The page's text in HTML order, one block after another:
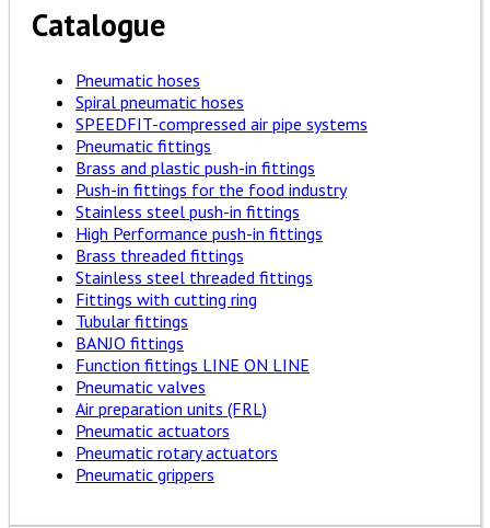
Catalogue
Pneumatic hoses
Spiral pneumatic hoses
SPEEDFIT-compressed air pipe systems
Pneumatic fittings
Brass and plastic push-in fittings
Push-in fittings for the food industry
Stainless steel push-in fittings
High Performance push-in fittings
Brass threaded fittings
Stainless steel threaded fittings
Fittings with cutting ring
Tubular fittings
BANJO fittings
Function fittings LINE ON LINE
Pneumatic valves
Air preparation units (FRL)
Pneumatic actuators
Pneumatic rotary actuators
Pneumatic grippers